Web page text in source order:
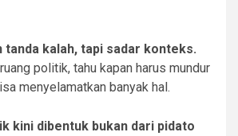
tanda kalah, tapi sadar konteks.
politik, tahu kapan harus mundur
menyelamatkan banyak hal.
kini dibentuk bukan dari pidato